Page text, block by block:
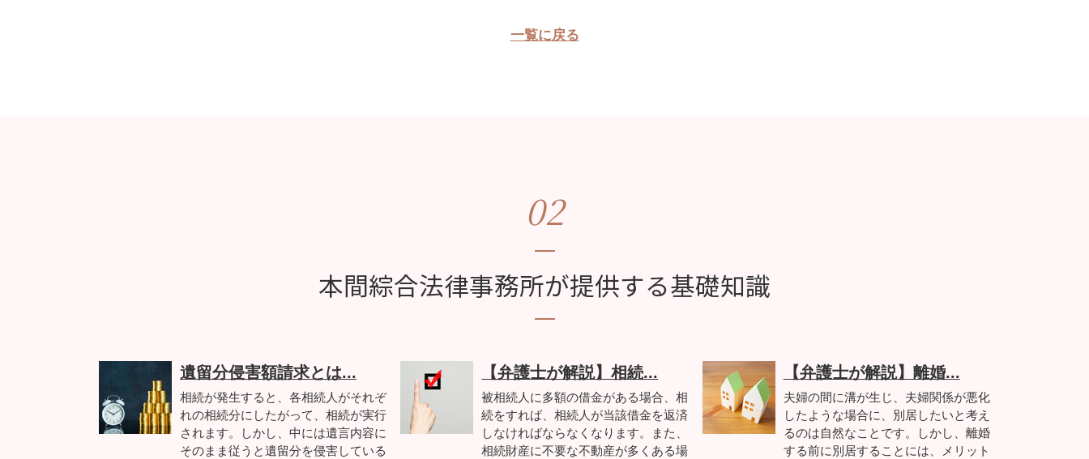
一覧に戻る
02
本間綜合法律事務所が提供する基礎知識
遺留分侵害額請求とは...
相続が発生すると、各相続人がそれぞ
れの相続分にしたがって、相続が実行
されます。しかし、中には遺言内容に
そのまま従うと遺留分を侵害している
【弁護士が解説】相続...
被相続人に多額の借金がある場合、相
続をすれば、相続人が当該借金を返済
しなければならなくなります。また、
相続財産に不要な不動産が多くある場
【弁護士が解説】離婚...
夫婦の間に溝が生じ、夫婦関係が悪化
したような場合に、別居したいと考え
るのは自然なことです。しかし、離婚
する前に別居することには、メリット